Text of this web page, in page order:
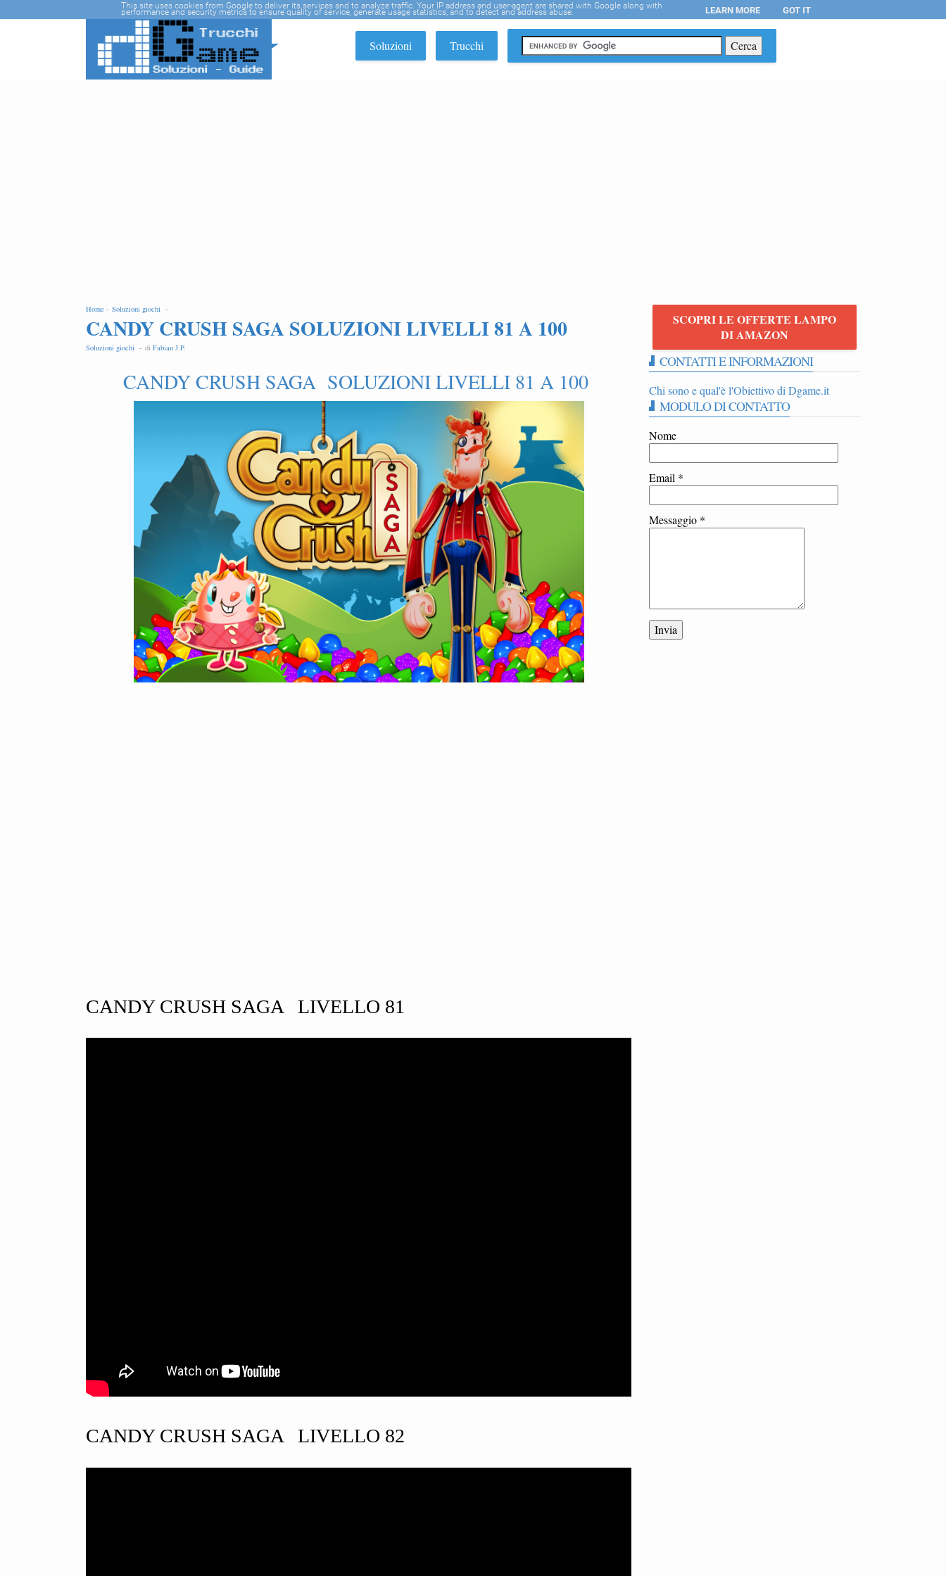
Soluzioni Trucchi
Home - Soluzioni giochi -
CANDY CRUSH SAGA SOLUZIONI LIVELLI 81 A 100
Soluzioni giochi - di Fabian J.P.
CANDY CRUSH SAGA SOLUZIONI LIVELLI 81 A 100
CANDY CRUSH SAGA LIVELLO 81
CANDY CRUSH SAGA LIVELLO 82
SCOPRI LE OFFERTE LAMPO
DI AMAZON
CONTATTI E INFORMAZIONI
Chi sono e qual'è l'Obiettivo di Dgame.it
MODULO DI CONTATTO
Nome
Email *
Messaggio *
This site uses cookies from Google to deliver its services and to analyze traffic. Your IP address and user-agent are shared with Google along with
performance and security metrics to ensure quality of service, generate usage statistics, and to detect and address abuse. LEARN MORE GOT IT